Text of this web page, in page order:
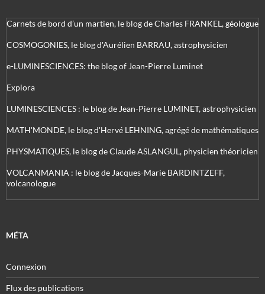
Carnets de bord d’un martien, le blog de Charles FRANKEL, géologue
COSMOGONIES, le blog d'Aurélien BARRAU, astrophysicien
e-LUMINESCIENCES: the blog of Jean-Pierre Luminet
Explora
LUMINESCIENCES : le blog de Jean-Pierre LUMINET, astrophysicien
MATH'MONDE, le blog d'Hervé LEHNING, agrégé de mathématiques
PHYSMATIQUES, le blog de Claude ASLANGUL, physicien théoricien
VOLCANMANIA : le blog de Jacques-Marie BARDINTZEFF,
volcanologue
MÉTA
Connexion
Flux des publications